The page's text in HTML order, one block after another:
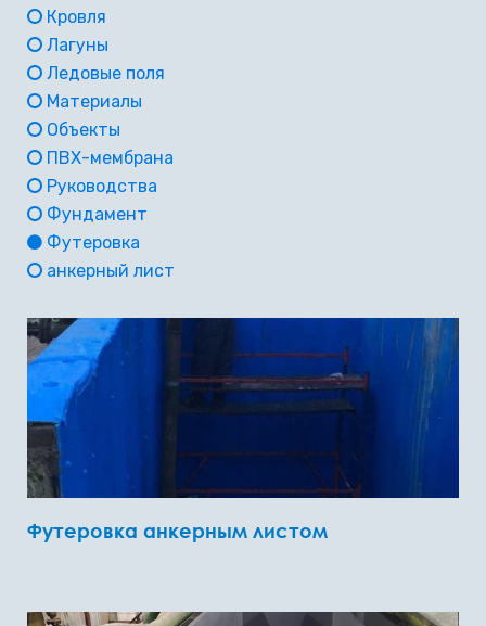
Кровля
Лагуны
Ледовые поля
Материалы
Объекты
ПВХ-мембрана
Руководства
Фундамент
Футеровка
анкерный лист
Футеровка анкерным листом